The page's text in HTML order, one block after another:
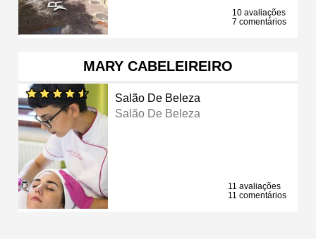
10 avaliações
7 comentários
MARY CABELEIREIRO
Salão De Beleza
Salão De Beleza
11 avaliações
11 comentários